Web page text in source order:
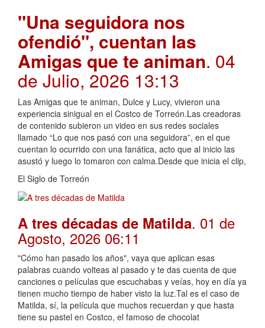
"Una seguidora nos
ofendió", cuentan las
Amigas que te animan. 04
de Julio, 2026 13:13
Las Amigas que te animan, Dulce y Lucy, vivieron una
experiencia sinigual en el Costco de Torreón.Las creadoras
de contenido subieron un video en sus redes sociales
llamado “Lo que nos pasó con una seguidora”, en el que
cuentan lo ocurrido con una fanática, acto que al inicio las
asustó y luego lo tomaron con calma.Desde que inicia el clip,
El Siglo de Torreón
A tres décadas de Matilda. 01 de
Agosto, 2026 06:11
"Cómo han pasado los años", vaya que aplican esas
palabras cuando volteas al pasado y te das cuenta de que
canciones o películas que escuchabas y veías, hoy en día ya
tienen mucho tiempo de haber visto la luz.Tal es el caso de
Matilda, sí, la película que muchos recuerdan y que hasta
tiene su pastel en Costco, el famoso de chocolat